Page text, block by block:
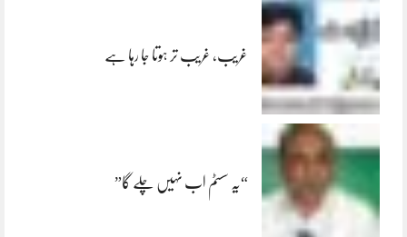
غریب، غریب تر ہوتا جا رہا ہے
“یہ سسٹم اب نہیں چلے گا”